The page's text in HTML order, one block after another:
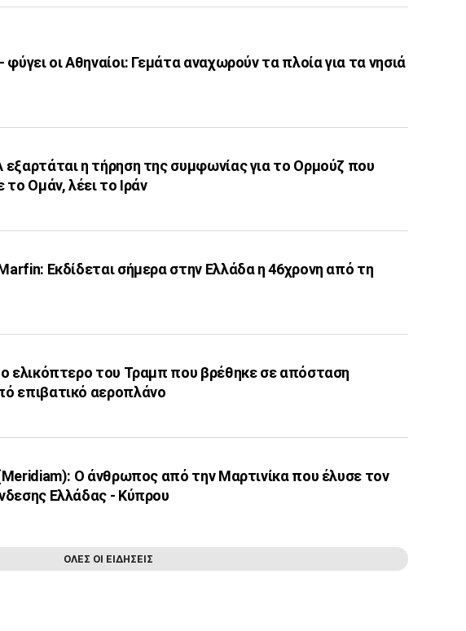
οι Αθηναίοι: Γεμάτα αναχωρούν τα πλοία για τα νησιά
η τήρηση της συμφωνίας για το Ορμούζ που
το Ομάν, λέει το Ιράν
Εκδίδεται σήμερα στην Ελλάδα η 46χρονη από τη
ελικόπτερο του Τραμπ που βρέθηκε σε απόσταση
επιβατικό αεροπλάνο
Ο άνθρωπος από την Μαρτινίκα που έλυσε τον
Ελλάδας - Κύπρου
ΟΛΕΣ ΟΙ ΕΙΔΗΣΕΙΣ